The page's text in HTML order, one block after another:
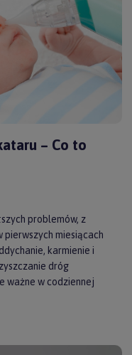
– Co to
problemów, z
pierwszych miesiącach
karmienie i
dróg
ważne w codziennej
realizację tego